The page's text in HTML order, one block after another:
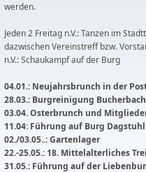
werden.
Jeden 2 Freitag n.V.: Tanzen im
dazwischen Vereinstreff bzw.
n.V.: Schaukampf auf der Burg
04.01.: Neujahrsbrunch in der
28.03.: Burgreinigung Bucherbach
03.04. Osterbrunch und
11.04: Führung auf Burg Dagstuhl
02./03.05..: Gartenlager
22.-25.05.: 18. Mittelalterliches
31.05.: Führung auf der